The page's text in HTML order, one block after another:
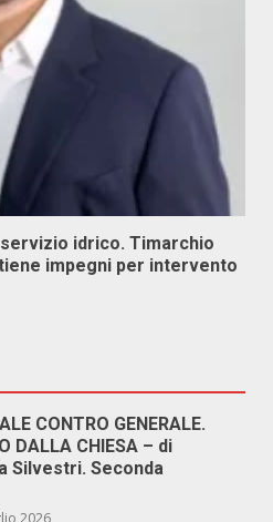
servizio idrico. Timarchio
impegni per intervento
CONTRO GENERALE.
DALLA CHIESA – di
Silvestri. Seconda
2026